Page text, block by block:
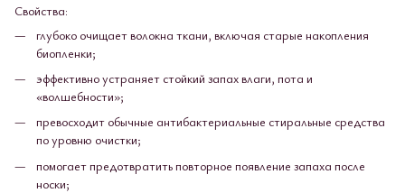
Свойства:
глубоко очищает волокна ткани, включая старые накопления
биопленки;
эффективно устраняет стойкий запах влаги, пота и
«волшебности»;
превосходит обычные антибактериальные стиральные средства
по уровню очистки;
помогает предотвратить повторное появление запаха после
носки;